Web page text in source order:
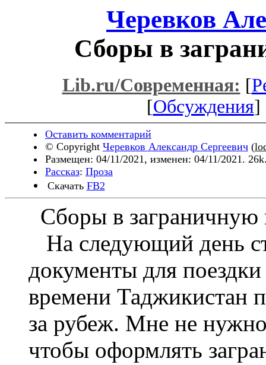
Черевков
Сборы в
Lib.ru/Современная: [
[Обсуждения]
Оставить комментарий
© Copyright Черевков Александр Сергеевич(
Размещен: 04/11/2021, изменен: 04/11/2021.
Рассказ: Проза
Скачать FB2
Сборы в заграничную
На следующий день
документы для
времени Таджикистан
за рубеж. Мне не
чтобы оформлять